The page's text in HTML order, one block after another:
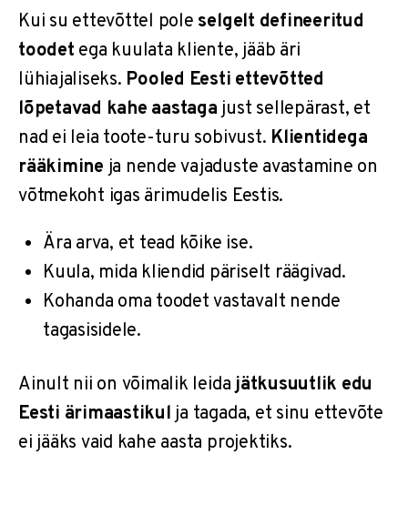
Kui su ettevõttel pole selgelt defineeritud
toodet ega kuulata kliente, jääb äri
lühiajaliseks. Pooled Eesti ettevõtted
lõpetavad kahe aastagajust sellepärast, et
nad ei leia toote-turu sobivust. Klientidega
rääkimineja nende vajaduste avastamine on
võtmekoht igas ärimudelis Eestis.
Ära arva, et tead kõike ise.
Kuula, mida kliendid päriselt räägivad.
Kohanda oma toodet vastavalt nende
tagasisidele.
Ainult nii on võimalik leidajätkusuutlik edu
Eesti ärimaastikulja tagada, et sinu ettevõte
ei jääks vaid kahe aasta projektiks.